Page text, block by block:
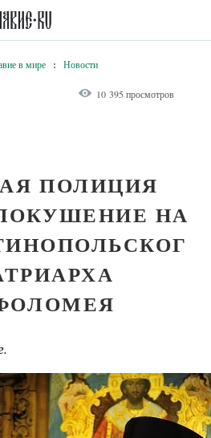
в мире : Новости
10 395 просмотров
ПОЛИЦИЯ
НА